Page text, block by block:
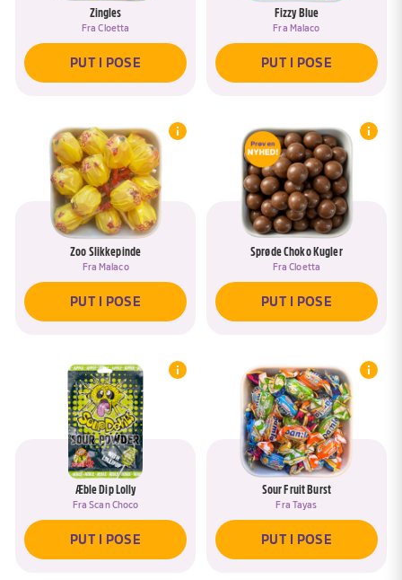
Zingles
FraCloetta
PUT I POSE
Fizzy Blue
Fra Malaco
PUT I POSE
Zoo Slikkepinde
Fra Malaco
PUT I POSE
Sprøde Choko Kugler
FraCloetta
PUT I POSE
Æble Dip Lolly
FraScan Choco
PUT I POSE
Sour Fruit Burst
Fra Tayas
PUT I POSE